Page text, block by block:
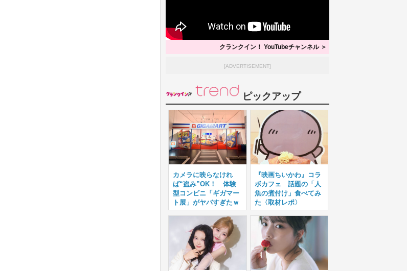
クランクイン！ YouTubeチャンネル ＞
[ADVERTISEMENT]
ピックアップ
カメラに映らなけれ
ば“盗み”OK！ 体験
型コンビニ「ギガマー
ト展」がヤバすぎたｗ
『映画ちいかわ』コラ
ボカフェ 話題の「人
魚の煮付け」食べてみ
た〈取材レポ〉